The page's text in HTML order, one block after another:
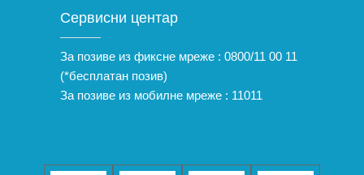
Сервисни центар
За позиве из фиксне мреже : 0800/11 00 11
(*бесплатан позив)
За позиве из мобилне мреже : 11011